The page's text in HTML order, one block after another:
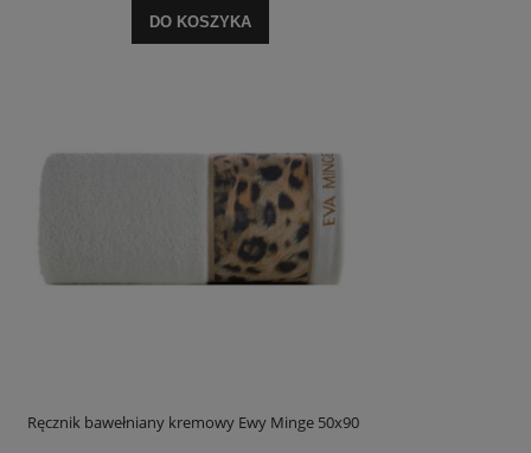
DO KOSZYKA
Ręcznik bawełniany kremowy Ewy Minge 50x90